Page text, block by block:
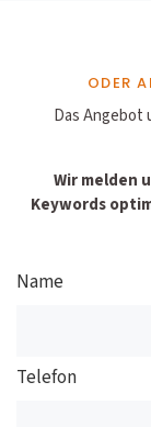
ODER
Das Angebot
Wir melden
Keywords
Name
Telefon